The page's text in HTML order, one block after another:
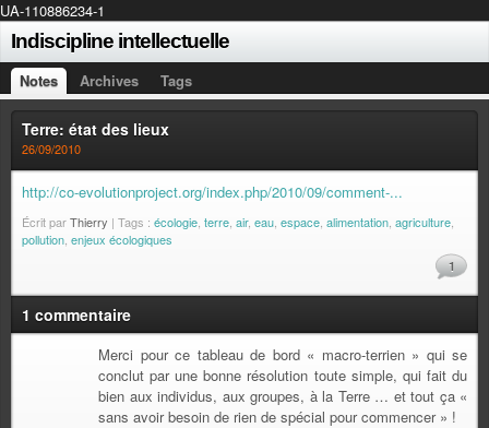
UA-110886234-1
Indiscipline intellectuelle
Notes Archives Tags
Terre: état des lieux
26/09/2010
http://co-evolutionproject.org/index.php/2010/09/comment-...
Écrit parThierry | Tags : écologie terre air, eau espace alimentation agriculture
pollution enjeux écologiques
1
1 commentaire
Merci pour ce tableau de bord « macro-terrien » qui se
conclut par une bonne résolution toute simple, qui fait du
bien aux individus, aux groupes, à la Terre … et tout ça «
sans avoir besoin de rien de spécial pour commencer » !